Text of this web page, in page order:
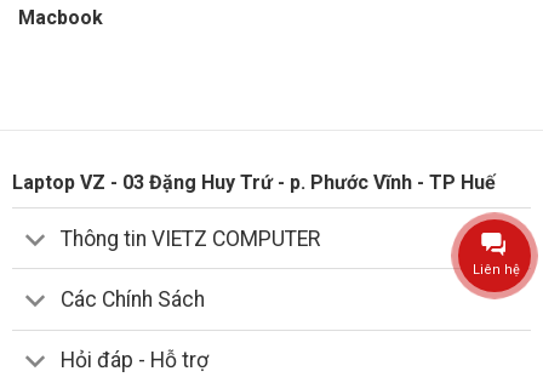
Macbook
Laptop VZ - 03 Đặng Huy Trứ - p. Phước Vĩnh - TP Huế
Thông tin VIETZ COMPUTER
Các Chính Sách
Hỏi đáp - Hỗ trợ
Liên hệ